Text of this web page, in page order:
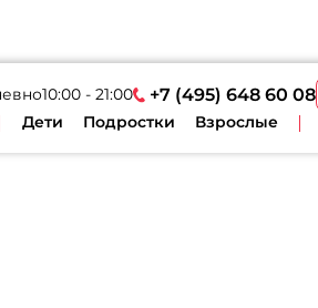
10:00 - 21:00 +7 (495) 648 60 08
Дети Подростки Взрослые